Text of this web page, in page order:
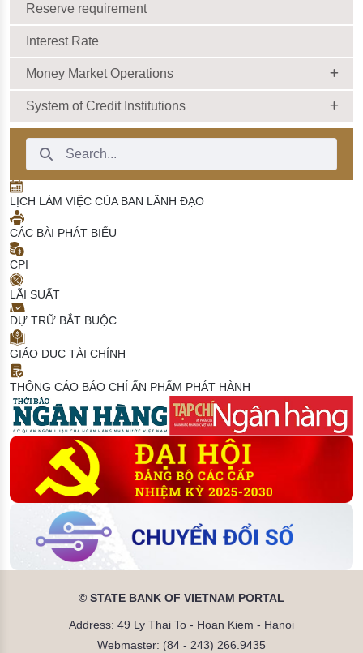
Reserve requirement
Interest Rate
Money Market Operations
System of Credit Institutions
Search Bar
LỊCH LÀM VIỆC CỦA BAN LÃNH ĐẠO
CÁC BÀI PHÁT BIỂU
CPI
LÃI SUẤT
DỰ TRỮ BẮT BUỘC
GIÁO DỤC TÀI CHÍNH
THÔNG CÁO BÁO CHÍ ẤN PHẨM PHÁT HÀNH
© STATE BANK OF VIETNAM PORTAL
Address: 49 Ly Thai To - Hoan Kiem - Hanoi
Webmaster: (84 - 243) 266.9435